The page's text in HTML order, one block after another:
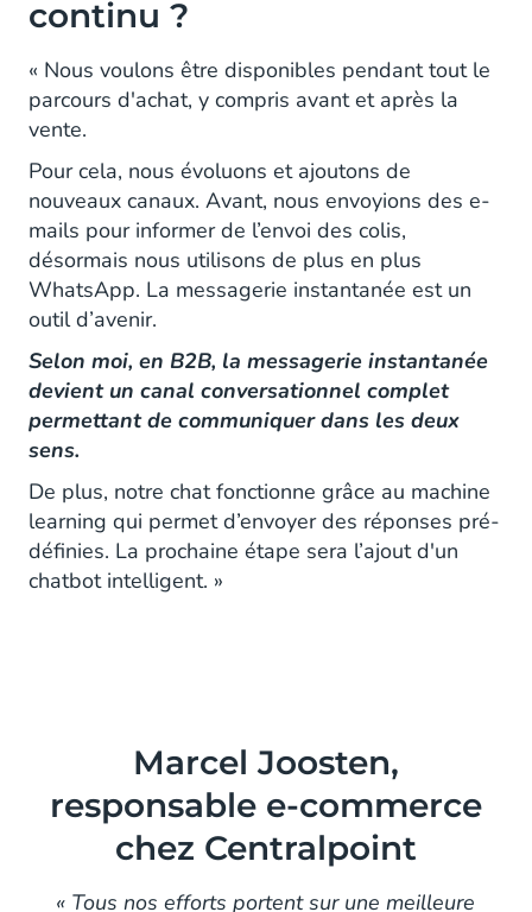
continu ?
« Nous voulons être disponibles pendant tout le
parcours d'achat, y compris avant et après la
vente.
Pour cela, nous évoluons et ajoutons de
nouveaux canaux. Avant, nous envoyions des e-
mails pour informer de l’envoi des colis,
désormais nous utilisons de plus en plus
WhatsApp. La messagerie instantanée est un
outil d’avenir.
Selon moi, en B2B, la messagerie instantanée
devient un canal conversationnel complet
permettant de communiquer dans les deux
sens.
De plus, notre chat fonctionne grâce au machine
learning qui permet d’envoyer des réponses pré-
définies. La prochaine étape sera l’ajout d'un
chatbot intelligent. »
Marcel Joosten,
responsable e-commerce
chez Centralpoint
« Tous nos efforts portent sur une meilleure